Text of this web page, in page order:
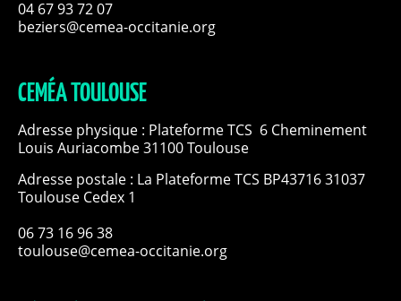
04 67 93 72 07
beziers@cemea-occitanie.org
CEMÉA TOULOUSE
Adresse physique : Plateforme TCS 6 Cheminement
Louis Auriacombe 31100 Toulouse
Adresse postale : La Plateforme TCS BP43716 31037
Toulouse Cedex 1
06 73 16 96 38
toulouse@cemea-occitanie.org